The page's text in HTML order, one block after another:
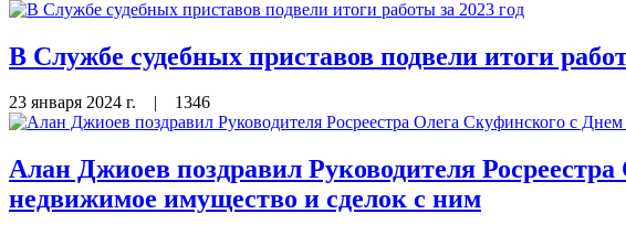
В Службе судебных приставов подвели итоги
23 января 2024 г. 1346
Алан Джиоев поздравил Руководителя
недвижимое имущество и сделок с ним